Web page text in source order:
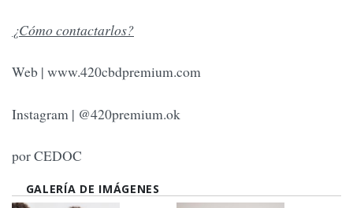
¿Cómo contactarlos?
Web | www.420cbdpremium.com
Instagram | @420premium.ok
por CEDOC
GALERÍA DE IMÁGENES